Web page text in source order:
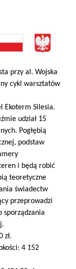
przy al. Wojska
cykl warsztatów
Ekoterm Silesia.
udział 15
Pogłębią
podstaw
i będą robić
teoretyczne
świadectw
przeprowadzi
sporządzania
zł.
4 152